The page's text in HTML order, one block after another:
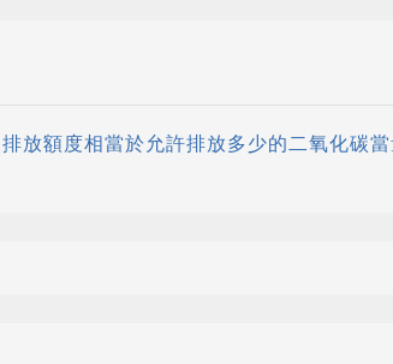
放額度相當於允許排放多少的二氧化碳